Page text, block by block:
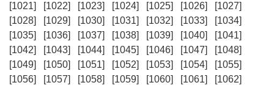
[1021]
[1022] [1023] [1024] [1025] [1026]
[1027]
[1028]
[1029] [1030] [1031] [1032] [1033]
[1034]
[1035]
[1036] [1037] [1038] [1039] [1040]
[1041]
[1042]
[1043] [1044] [1045] [1046] [1047]
[1048]
[1049]
[1050] [1051] [1052] [1053] [1054]
[1055]
[1056]
[1057] [1058] [1059] [1060] [1061]
[1062]